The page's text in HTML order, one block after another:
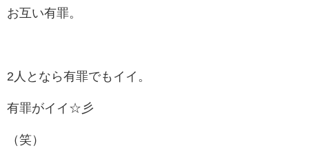
お互い有罪。
2人となら有罪でもイイ。
有罪がイイ☆彡
（笑）